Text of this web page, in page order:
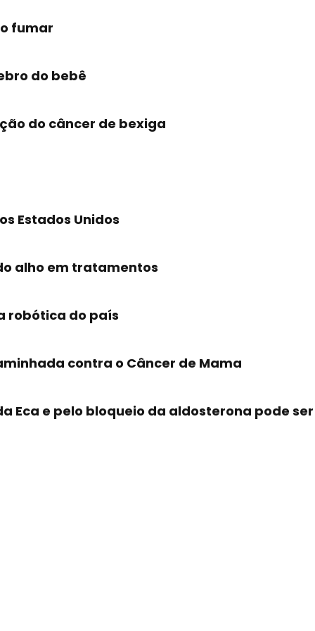
fumar
do bebê
do câncer de bexiga
Estados Unidos
alho em tratamentos
robótica do país
contra o Câncer de Mama
Eca e pelo bloqueio da aldosterona pode